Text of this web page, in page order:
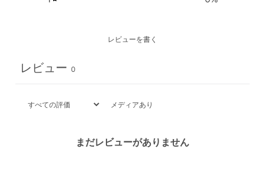
レビューを書く
レビュー 0
メディアあり
まだレビューがありません